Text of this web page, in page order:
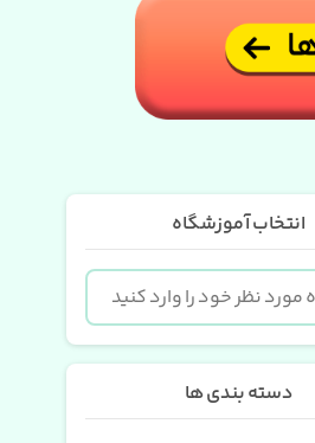
انتخاب آموزشگاه
دسته بندی ها